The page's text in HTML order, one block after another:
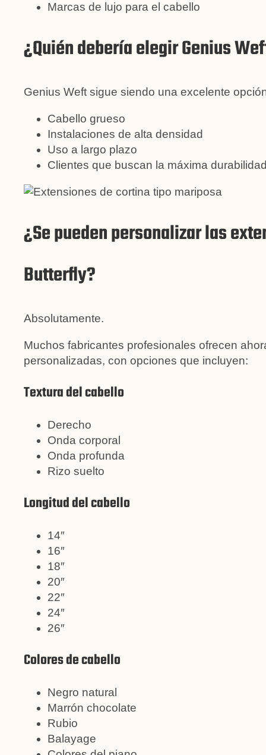
Marcas de lujo para el cabello
¿Quién debería elegir Genius
Genius Weft sigue siendo una excelente
Cabello grueso
Instalaciones de alta densidad
Uso a largo plazo
Clientes que buscan la máxima
¿Se pueden personalizar las
Butterfly?
Absolutamente.
Muchos fabricantes profesionales ofrecen
personalizadas, con opciones que incluyen:
Textura del cabello
Derecho
Onda corporal
Onda profunda
Rizo suelto
Longitud del cabello
14″
16″
18″
20″
22″
24″
26″
Colores de cabello
Negro natural
Marrón chocolate
Rubio
Balayage